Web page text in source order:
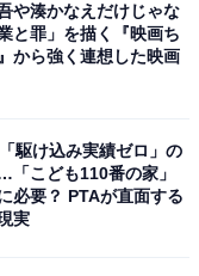
サイト
や湊かなえだけじゃな
と罪」を描く『映画ち
から強く連想した映画
駆け込み実績ゼロ」の
「こども110番の家」
必要？ PTAが直面する
実